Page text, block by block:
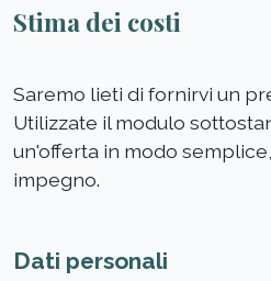
Stima dei costi
Saremo lieti di fornirvi un
Utilizzate il modulo
un'offerta in modo
impegno.
Dati personali